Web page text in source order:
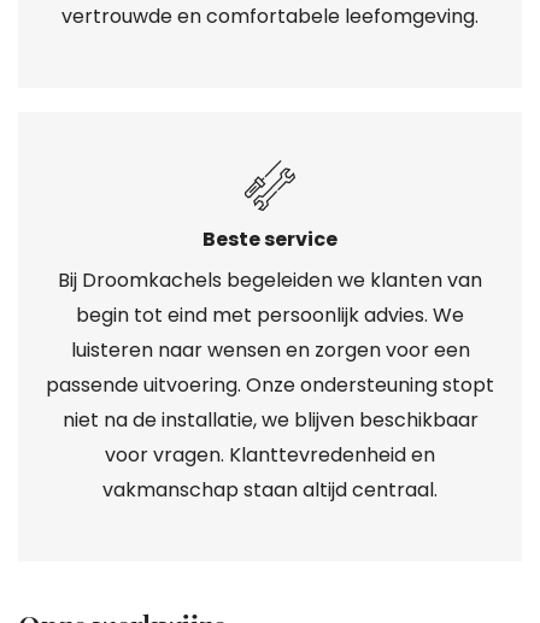
vertrouwde en comfortabele leefomgeving.
Beste service
Bij Droomkachels begeleiden we klanten van
begin tot eind met persoonlijk advies. We
luisteren naar wensen en zorgen voor een
passende uitvoering. Onze ondersteuning stopt
niet na de installatie, we blijven beschikbaar
voor vragen. Klanttevredenheid en
vakmanschap staan altijd centraal.